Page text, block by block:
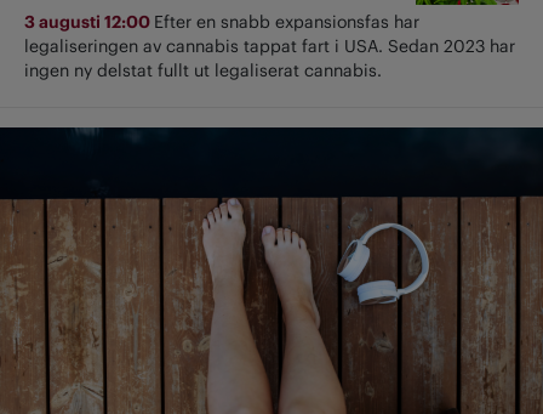
3 augusti 12:00 Efter en snabb expansionsfas har
legaliseringen av cannabis tappat fart i USA. Sedan 2023 har
ingen ny delstat fullt ut ­legaliserat cannabis.